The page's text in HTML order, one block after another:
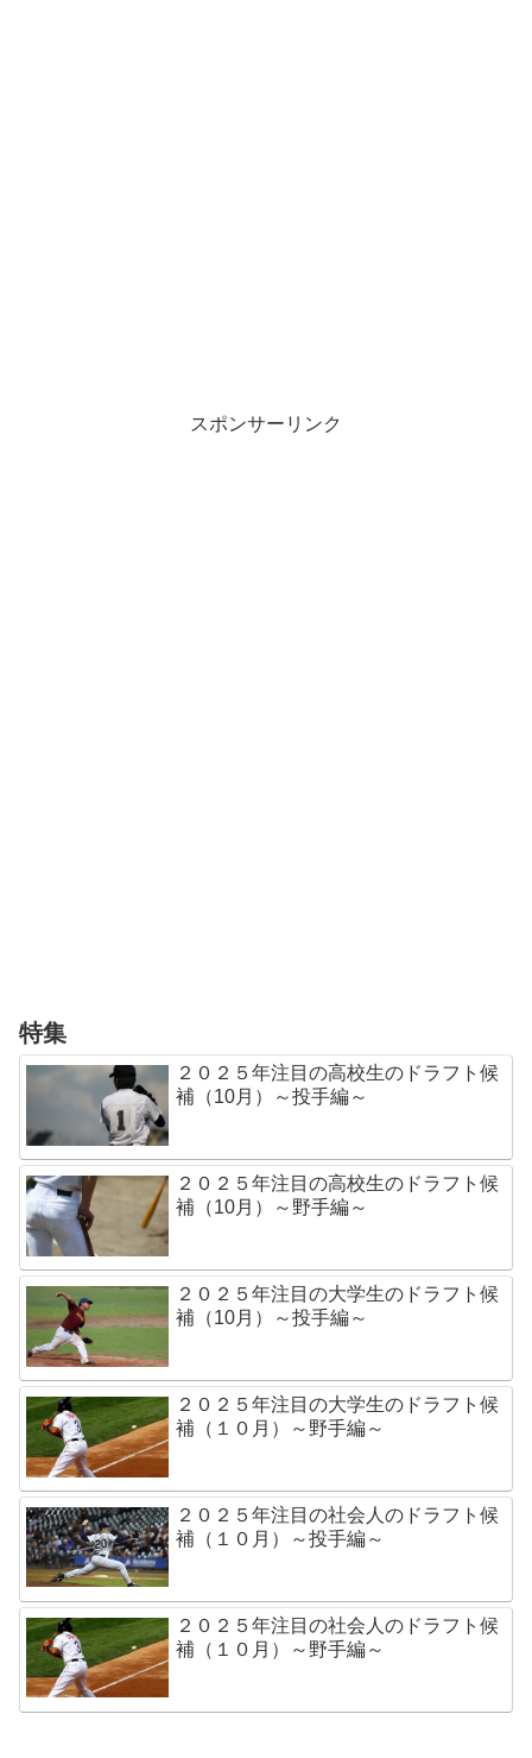
スポンサーリンク
特集
２０２５年注目の高校生のドラフト候
補（10月）～投手編～
２０２５年注目の高校生のドラフト候
補（10月）～野手編～
２０２５年注目の大学生のドラフト候
補（10月）～投手編～
２０２５年注目の大学生のドラフト候
補（１０月）～野手編～
２０２５年注目の社会人のドラフト候
補（１０月）～投手編～
２０２５年注目の社会人のドラフト候
補（１０月）～野手編～